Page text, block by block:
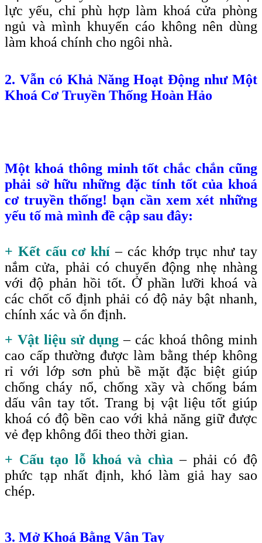
lực yếu, chỉ phù hợp làm khoá cửa phòng
ngủ và mình khuyến cáo không nên dùng
làm khoá chính cho ngôi nhà.
2. Vẫn có Khả Năng Hoạt Động như Một
Khoá Cơ Truyền Thống Hoàn Hảo
Một khoá thông minh tốt chắc chắn cũng
phải sở hữu những đặc tính tốt của khoá
cơ truyền thống! bạn cần xem xét những
yếu tố mà mình đề cập sau đây:
+ Kết cấu cơ khí – các khớp trục như tay
nắm cửa, phải có chuyển động nhẹ nhàng
với độ phản hồi tốt. Ở phần lưỡi khoá và
các chốt cố định phải có độ nảy bật nhanh,
chính xác và ổn định.
+ Vật liệu sử dụng – các khoá thông minh
cao cấp thường được làm bằng thép không
rỉ với lớp sơn phủ bề mặt đặc biệt giúp
chống cháy nổ, chống xầy và chống bám
dấu vân tay tốt. Trang bị vật liệu tốt giúp
khoá có độ bền cao với khả năng giữ được
vẻ đẹp không đổi theo thời gian.
+ Cấu tạo lỗ khoá và chìa – phải có độ
phức tạp nhất định, khó làm giả hay sao
chép.
3. Mở Khoá Bằng Vân Tay